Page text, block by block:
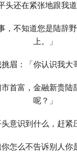
头还在紧张地跟我道
，不知道您是陆辞
上。」
眉：「你认识我大
市首富，金融新贵
呢？」
意识到什么，赶紧
你怎么不告诉别人你